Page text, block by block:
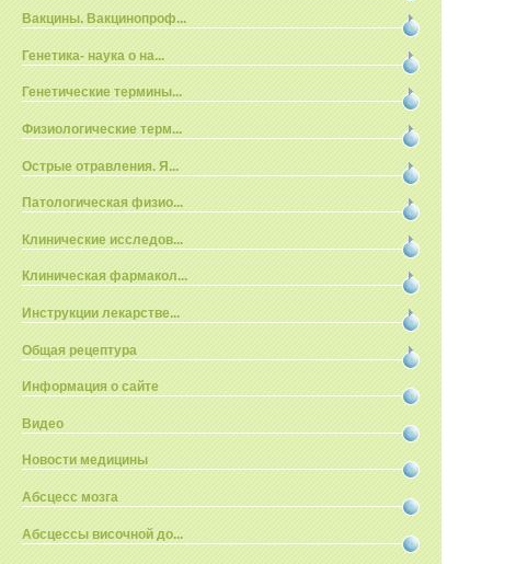
Вакцины. Вакцинопроф...
Генетика- наука о на...
Генетические термины...
Физиологические терм...
Острые отравления. Я...
Патологическая физио...
Клинические исследов...
Клиническая фармакол...
Инструкции лекарстве...
Общая рецептура
Информация о сайте
Видео
Новости медицины
Абсцесс мозга
Абсцессы височной до...